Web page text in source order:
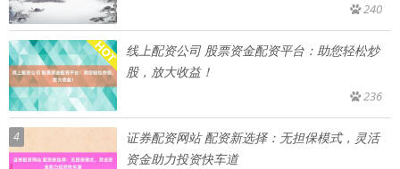
240
线上配资公司 股票资金配资平台：助您轻松炒
股，放大收益！
236
4
证券配资网站 配资新选择：无担保模式，灵活
资金助力投资快车道